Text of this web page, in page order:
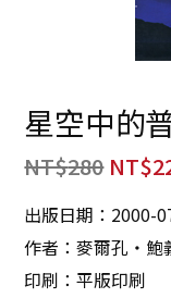
星空中的
NT$280 NT$
出版日期：2000-
作者：麥爾孔‧鮑
印刷：平版印刷